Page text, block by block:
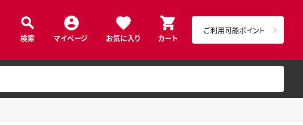
検索 マイページ お気に入り カート
ご利用可能ポイント